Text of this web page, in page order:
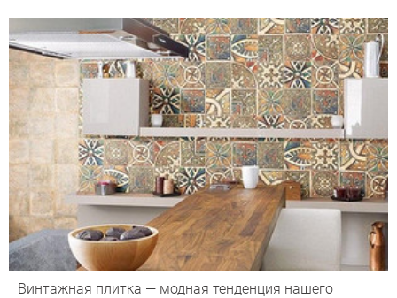
Винтажная плитка — модная тенденция нашего